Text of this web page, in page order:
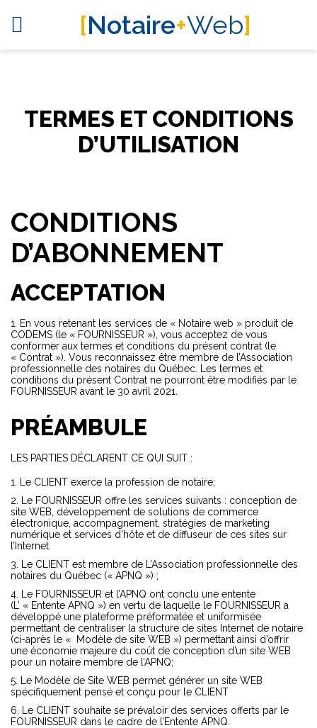
[Notaire+Web]
TERMES ET CONDITIONS
D’UTILISATION
CONDITIONS
D’ABONNEMENT
ACCEPTATION
1. En vous retenant les services de « Notaire web » produit de
CODEMS (le « FOURNISSEUR »), vous acceptez de vous
conformer aux termes et conditions du présent contrat (le
« Contrat »). Vous reconnaissez être membre de l’Association
professionnelle des notaires du Québec. Les termes et
conditions du présent Contrat ne pourront être modifiés par le
FOURNISSEUR avant le 30 avril 2021.
PRÉAMBULE
LES PARTIES DÉCLARENT CE QUI SUIT :
Le CLIENT exerce la profession de notaire;
Le FOURNISSEUR offre les services suivants : conception de
site WEB, développement de solutions de commerce
électronique, accompagnement, stratégies de marketing
numérique et services d’hôte et de diffuseur de ces sites sur
l’Internet.
Le CLIENT est membre de L’Association professionnelle des
notaires du Québec (« APNQ ») ;
Le FOURNISSEUR et l’APNQ ont conclu une entente
(L’ « Entente APNQ ») en vertu de laquelle le FOURNISSEUR a
développé une plateforme préformatée et uniformisée
permettant de centraliser la structure de sites Internet de notaire
(ci-après le « Modèle de site WEB ») permettant ainsi d’offrir
une économie majeure du coût de conception d’un site WEB
pour un notaire membre de l’APNQ;
Le Modèle de Site WEB permet générer un site WEB
spécifiquement pensé et conçu pour le CLIENT
Le CLIENT souhaite se prévaloir des services offerts par le
FOURNISSEUR dans le cadre de l’Entente APNQ.